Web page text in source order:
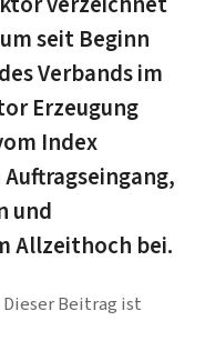
seit Beginn
Verbands im
Erzeugung
Index
und
Allzeithoch bei.
Dieser Beitrag ist